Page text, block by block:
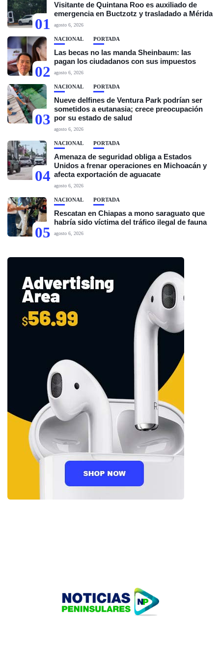
01
Visitante de Quintana Roo es auxiliado de
emergencia en Buctzotz y trasladado a Mérida
agosto 6, 2026
02
NACIONAL PORTADA
Las becas no las manda Sheinbaum: las
pagan los ciudadanos con sus impuestos
agosto 6, 2026
03
NACIONAL PORTADA
Nueve delfines de Ventura Park podrían ser
sometidos a eutanasia; crece preocupación
por su estado de salud
agosto 6, 2026
04
NACIONAL PORTADA
Amenaza de seguridad obliga a Estados
Unidos a frenar operaciones en Michoacán y
afecta exportación de aguacate
agosto 6, 2026
05
NACIONAL PORTADA
Rescatan en Chiapas a mono saraguato que
habría sido víctima del tráfico ilegal de fauna
agosto 6, 2026